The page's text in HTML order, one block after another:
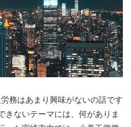
務はあまり興味がないの話です
きないテーマには、何がありま